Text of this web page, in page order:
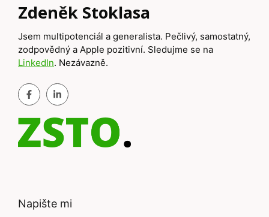
Zdeněk Stoklasa
Jsem multipotenciál a generalista. Pečlivý, samostatný,
zodpovědný a Apple pozitivní. Sledujme se na
LinkedIn. Nezávazně.
Napište mi